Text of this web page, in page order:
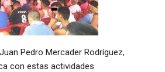
Pedro Mercader Rodríguez,
con estas actividades